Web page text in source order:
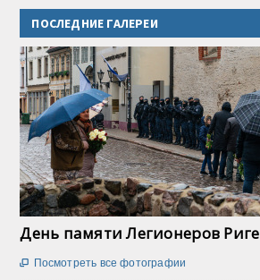
ПОСЛЕДНИЕ ГАЛЕРЕИ
День памяти Легионеров Риге
 Посмотреть все фотографии